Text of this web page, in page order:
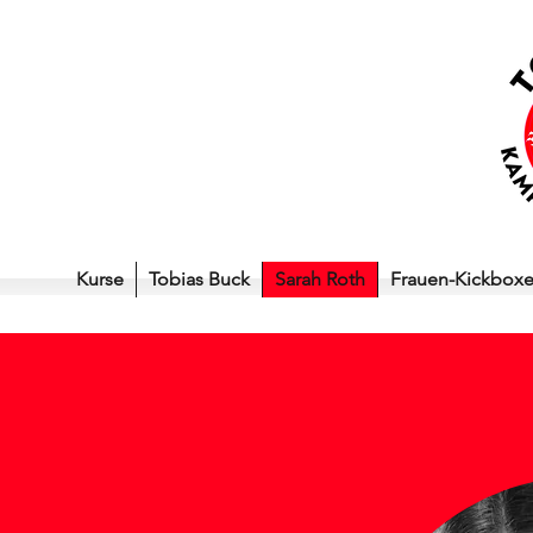
Kurse Tobias Buck Sarah Roth Frauen-